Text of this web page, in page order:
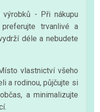
- Při nákupu
trvanlivé a
déle a nebudete
vlastnictví všeho
a rodinou, půjčujte si
a minimalizujte